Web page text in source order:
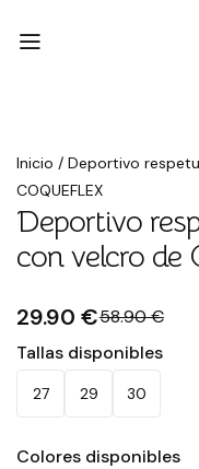
Inicio / Deportivo
Rebajado
COQUEFLEX
Deportivo
con velcro de
29.90 €58.90 €
Tallas disponibles
27 29 30
Colores disponibles